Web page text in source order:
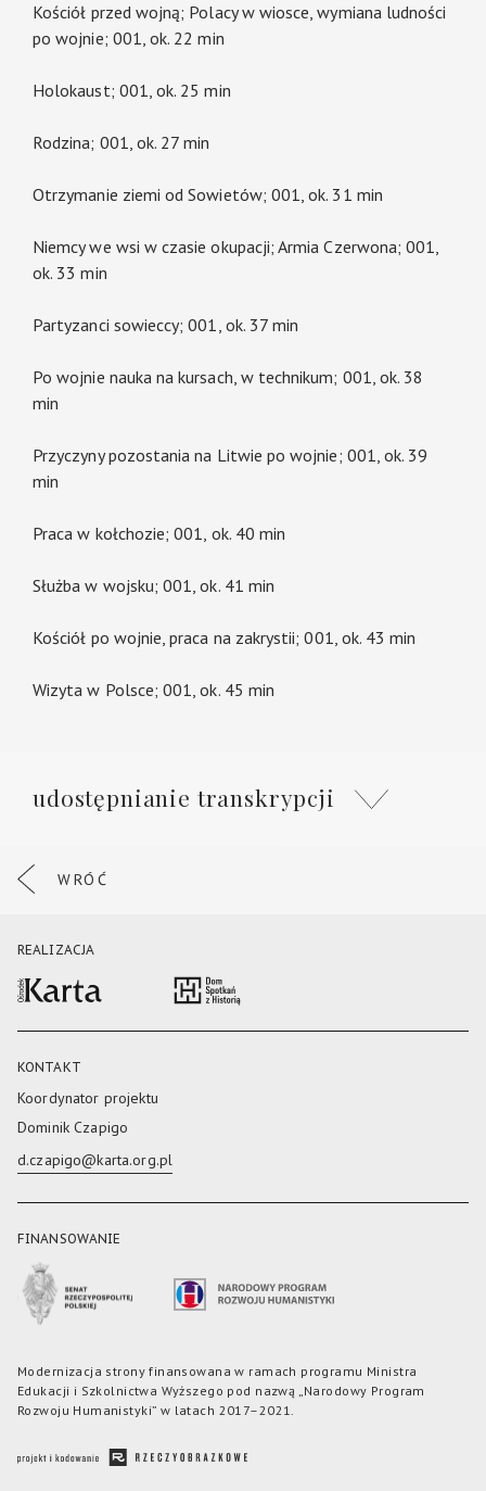
Kościół przed wojną; Polacy w wiosce, wymiana ludności
po wojnie; 001, ok. 22 min
Holokaust; 001, ok. 25 min
Rodzina; 001, ok. 27 min
Otrzymanie ziemi od Sowietów; 001, ok. 31 min
Niemcy we wsi w czasie okupacji; Armia Czerwona; 001,
ok. 33 min
Partyzanci sowieccy; 001, ok. 37 min
Po wojnie nauka na kursach, w technikum; 001, ok. 38
min
Przyczyny pozostania na Litwie po wojnie; 001, ok. 39
min
Praca w kołchozie; 001, ok. 40 min
Służba w wojsku; 001, ok. 41 min
Kościół po wojnie, praca na zakrystii; 001, ok. 43 min
Wizyta w Polsce; 001, ok. 45 min
udostępnianie transkrypcji
WRÓĆ
REALIZACJA
KONTAKT
Koordynator projektu
Dominik Czapigo
d.czapigo@karta.org.pl
FINANSOWANIE
Modernizacja strony finansowana w ramach programu Ministra
Edukacji i Szkolnictwa Wyższego pod nazwą „Narodowy Program
Rozwoju Humanistyki” w latach 2017–2021.